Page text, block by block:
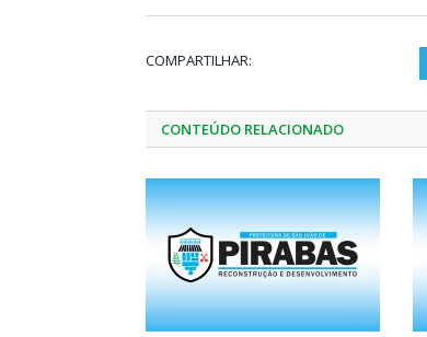
COMPARTILHAR:
CONTEÚDO RELACIONADO